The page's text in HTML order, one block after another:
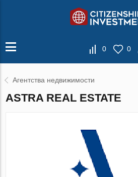
0 0
Агентства недвижимости
ASTRA REAL ESTATE